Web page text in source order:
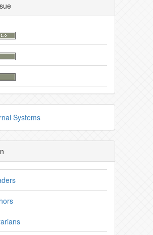
Systems